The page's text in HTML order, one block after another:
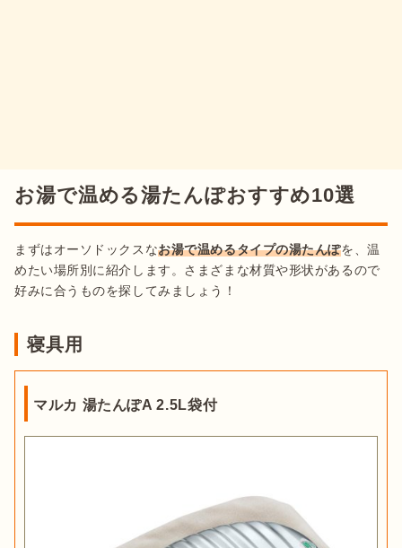
お湯で温める湯たんぽおすすめ10選
まずはオーソドックスなお湯で温めるタイプの湯たんぽを、温
めたい場所別に紹介します。さまざまな材質や形状があるので
好みに合うものを探してみましょう！
寝具用
マルカ 湯たんぽA 2.5L袋付